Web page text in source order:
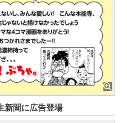
新聞に広告登場